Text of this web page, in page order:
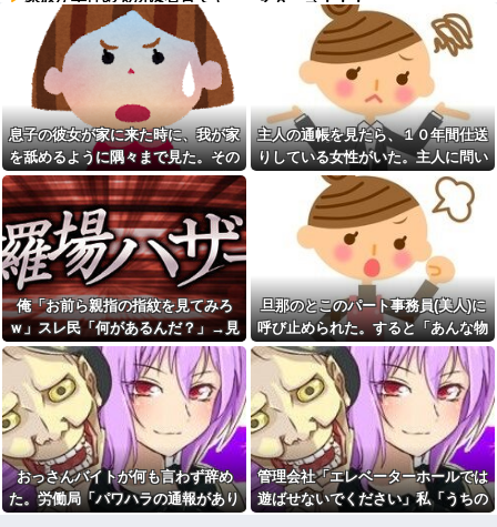
こには２台家族の車停めてたん
だけど、中庭の芝生上に知らな
い車が4台停まっていた 父が運転
手捕まえ「芝生を弁償して...
私「血まみれで何してるんで
すか！？」婆さん「腕が抜けな
いのよ…助けて！」→帰宅した
ら玄関前がとんでもない修羅場
になっていて…
下に住み始めた住民の頭がお
かしい。朝3時から部屋に掃除機
をかける音が響く・・・
嫁からマジで離婚を切り出さ
れている。俺がネトゲしすぎて
全くかまわなかったのが原因ら
しく...
娘「お父さん早く来て！」俺
「何があった？」→「知らない
人につけられてる」と聞いて血
の気が引いて…
無人レジに前の人のレシート
が残っててん百円当たりとか書
かれた当たり券だったが店員が
さっと取ってった
【画像】 北海道、推定300kg
のヒグマ登場ｗｗｗｗｗｗｗｗ
ｗｗｗｗｗｗｗｗｗｗｗｗ
お前ら急げ！怪しい外人みつ
けたら法務省にタレコミしてみ
ろ！意外と仕事するぞ？
る？」⇒！！！
エナドリで肝臓ぶっ壊したけ
ど質問ある？
90年ぶりに誕生した待望の女
の子。お祭り騒ぎの義実家の一
方で、近所の婦人会メンバーか
ら「死なないといいね」と不吉
な言葉を何度も繰り返されてし
まう・・・
浮気と緊急避妊薬を隠す元カ
ノ！問い詰めると「記憶がな
い」と逃げ、私を「モラハラ
男」認定してキープ＆おねだり
三昧。浮気発覚後、我慢の限界
で他の女性とスピード婚した結
果ｗｗｗｗｗ
【徹底議論】近代日本史で最
も取り返しのつかなかった失敗
って何？
旦那のとこのパート事務員(美
人)に呼び止められた。すると
「あんな物(昼食)を旦那さんに食
べさせるなんて信じられな
い！」と言い出し...
浮気相手との性行為時間→3時
間、嫁との性行為時間→15分
wwwwwwwww
母の一軒家借りて一人暮らし
してた頃。友人連れて帰宅した
ら、知らない女性が風呂に入っ
息子の彼女が家に来た時に、我が家
を舐めるように隅々まで見た。その
次の瞬間、女がとんでもない一言
主人の通帳を見たら、１０年間仕送
りしている女性がいた。主人に問い
詰めたら、白状して...
俺「お前ら親指の指紋を見てみろ
ｗ」スレ民「何があるんだ？」→見
た瞬間、思わず笑ってしまう人が続
出して…
旦那のとこのパート事務員(美人)に
呼び止められた。すると「あんな物
(昼食)を旦那さんに食べさせるなん
て信じられない！」と言い出し...
おっさんバイトが何も言わず辞め
た。労働局「パワハラの通報があり
管理会社「エレベーターホールでは
遊ばせないでください」私「うちの